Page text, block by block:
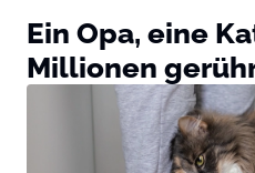
Ein Opa, eine
Millionen